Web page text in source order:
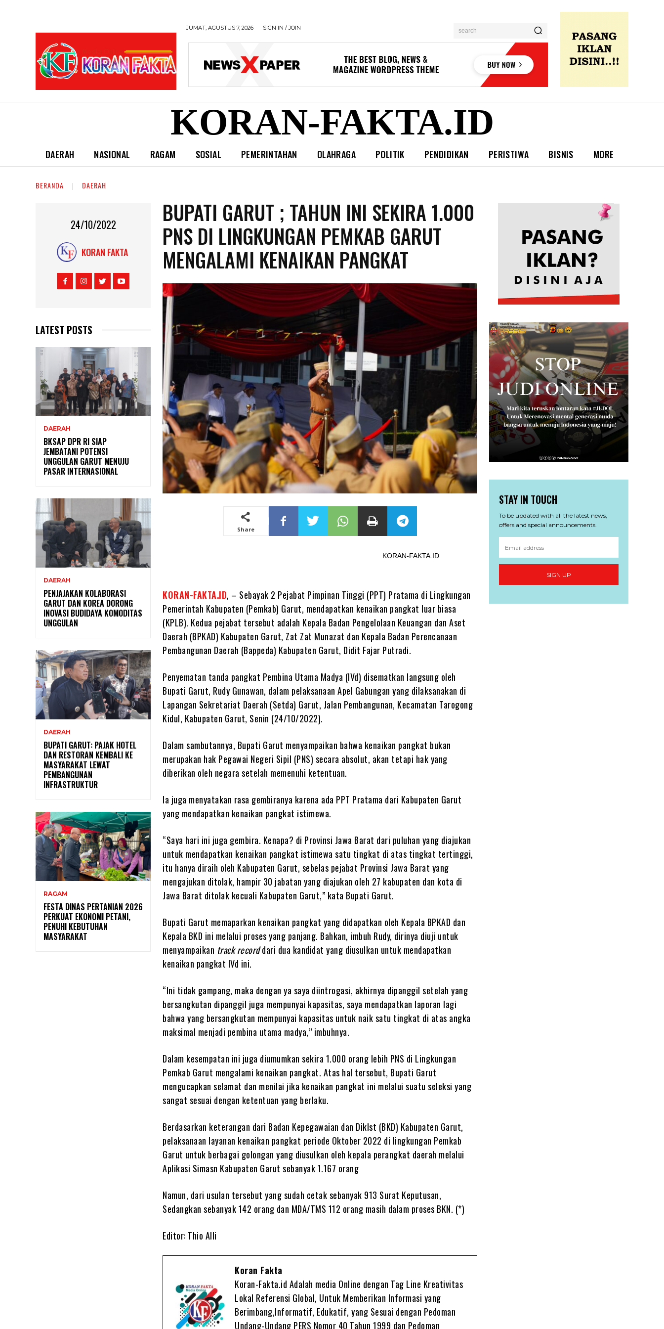
JUMAT, AGUSTUS 7, 2026 SIGN IN / JOIN search
KORAN-FAKTA.ID
DAERAH NASIONAL RAGAM SOSIAL PEMERINTAHAN OLAHRAGA POLITIK PENDIDIKAN PERISTIWA BISNIS MORE
BERANDA DAERAH
24/10/2022
KORAN FAKTA
LATEST POSTS
DAERAH
BKSAP DPR RI SIAP
JEMBATANI POTENSI
UNGGULAN GARUT MENUJU
PASAR INTERNASIONAL
DAERAH
PENJAJAKAN KOLABORASI
GARUT DAN KOREA DORONG
INOVASI BUDIDAYA KOMODITAS
UNGGULAN
DAERAH
BUPATI GARUT: PAJAK HOTEL
DAN RESTORAN KEMBALI KE
MASYARAKAT LEWAT
PEMBANGUNAN
INFRASTRUKTUR
RAGAM
FESTA DINAS PERTANIAN 2026
PERKUAT EKONOMI PETANI,
PENUHI KEBUTUHAN
MASYARAKAT
BUPATI GARUT ; TAHUN INI SEKIRA 1.000
PNS DI LINGKUNGAN PEMKAB GARUT
MENGALAMI KENAIKAN PANGKAT
Share
KORAN-FAKTA.ID, – Sebayak 2 Pejabat Pimpinan Tinggi (PPT) Pratama di Lingkungan
Pemerintah Kabupaten (Pemkab) Garut, mendapatkan kenaikan pangkat luar biasa
(KPLB). Kedua pejabat tersebut adalah Kepala Badan Pengelolaan Keuangan dan Aset
Daerah (BPKAD) Kabupaten Garut, Zat Zat Munazat dan Kepala Badan Perencanaan
Pembangunan Daerah (Bappeda) Kabupaten Garut, Didit Fajar Putradi.
Penyematan tanda pangkat Pembina Utama Madya (IVd) disematkan langsung oleh
Bupati Garut, Rudy Gunawan, dalam pelaksanaan Apel Gabungan yang dilaksanakan di
Lapangan Sekretariat Daerah (Setda) Garut, Jalan Pembangunan, Kecamatan Tarogong
Kidul, Kabupaten Garut, Senin (24/10/2022).
Dalam sambutannya, Bupati Garut menyampaikan bahwa kenaikan pangkat bukan
merupakan hak Pegawai Negeri Sipil (PNS) secara absolut, akan tetapi hak yang
diberikan oleh negara setelah memenuhi ketentuan.
Ia juga menyatakan rasa gembiranya karena ada PPT Pratama dari Kabupaten Garut
yang mendapatkan kenaikan pangkat istimewa.
“Saya hari ini juga gembira. Kenapa? di Provinsi Jawa Barat dari puluhan yang diajukan
untuk mendapatkan kenaikan pangkat istimewa satu tingkat di atas tingkat tertinggi,
itu hanya diraih oleh Kabupaten Garut, sebelas pejabat Provinsi Jawa Barat yang
mengajukan ditolak, hampir 30 jabatan yang diajukan oleh 27 kabupaten dan kota di
Jawa Barat ditolak kecuali Kabupaten Garut,” kata Bupati Garut.
Bupati Garut memaparkan kenaikan pangkat yang didapatkan oleh Kepala BPKAD dan
Kepala BKD ini melalui proses yang panjang. Bahkan, imbuh Rudy, dirinya diuji untuk
menyampaikan track recorddari dua kandidat yang diusulkan untuk mendapatkan
kenaikan pangkat IVd ini.
“Ini tidak gampang, maka dengan ya saya diintrogasi, akhirnya dipanggil setelah yang
bersangkutan dipanggil juga mempunyai kapasitas, saya mendapatkan laporan lagi
bahwa yang bersangkutan mempunyai kapasitas untuk naik satu tingkat di atas angka
maksimal menjadi pembina utama madya,” imbuhnya.
Dalam kesempatan ini juga diumumkan sekira 1.000 orang lebih PNS di Lingkungan
Pemkab Garut mengalami kenaikan pangkat. Atas hal tersebut, Bupati Garut
mengucapkan selamat dan menilai jika kenaikan pangkat ini melalui suatu seleksi yang
sangat sesuai dengan ketentuan yang berlaku.
Berdasarkan keterangan dari Badan Kepegawaian dan Diklst (BKD) Kabupaten Garut,
pelaksanaan layanan kenaikan pangkat periode Oktober 2022 di lingkungan Pemkab
Garut untuk berbagai golongan yang diusulkan oleh kepala perangkat daerah melalui
Aplikasi Simasn Kabupaten Garut sebanyak 1.167 orang
Namun, dari usulan tersebut yang sudah cetak sebanyak 913 Surat Keputusan,
Sedangkan sebanyak 142 orang dan MDA/TMS 112 orang masih dalam proses BKN. (*)
Editor: Thio Alli
Koran Fakta
Koran-Fakta.id Adalah media Online dengan Tag Line Kreativitas
Lokal Referensi Global, Untuk Memberikan Informasi yang
Berimbang,Informatif, Edukatif, yang Sesuai dengan Pedoman
Undang-Undang PERS Nomor 40 Tahun 1999 dan Pedoman
STAY IN TOUCH
To be updated with all the latest news,
offers and special announcements.
SIGN UP